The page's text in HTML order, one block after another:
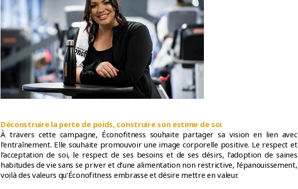
Déconstruire la perte de poids, construire son estime de soi
À travers cette campagne, Éconofitness souhaite partager sa vision en lien avec
l’entraînement. Elle souhaite promouvoir une image corporelle positive. Le respect et
l’acceptation de soi, le respect de ses besoins et de ses désirs, l’adoption de saines
habitudes de vie sans se priver et d’une alimentation non restrictive, l’épanouissement,
voilà des valeurs qu’Éconofitness embrasse et désire mettre en valeur.